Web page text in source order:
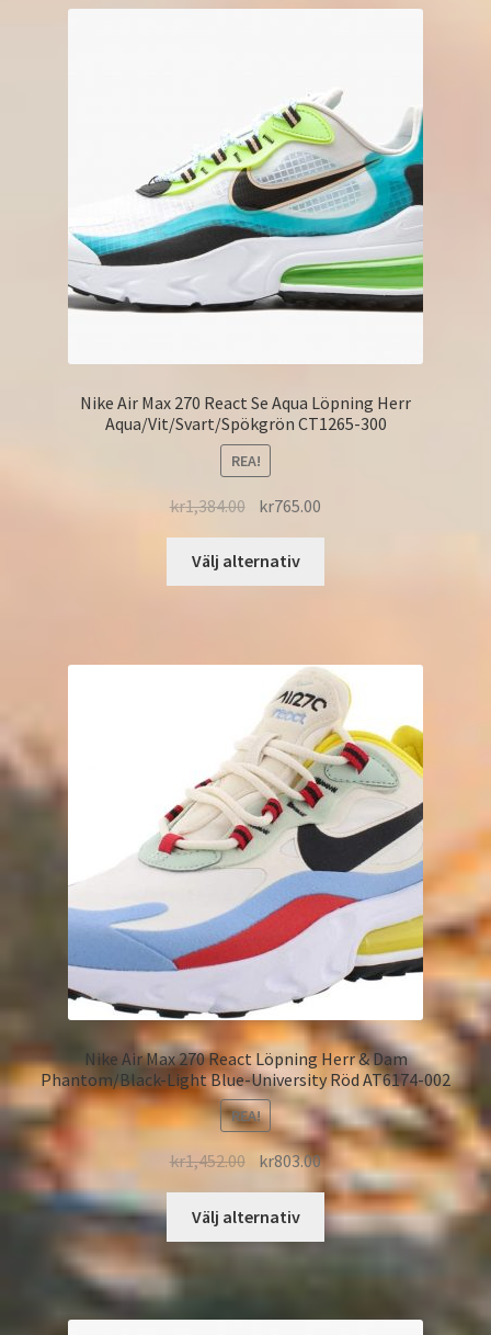
Nike Air Max 270 React Se Aqua Löpning Herr
Aqua/Vit/Svart/Spökgrön CT1265-300
REA!
kr1,384.00 kr765.00
Välj alternativ
Nike Air Max 270 React Löpning Herr & Dam
Phantom/Black-Light Blue-University Röd AT6174-002
REA!
kr1,452.00 kr803.00
Välj alternativ